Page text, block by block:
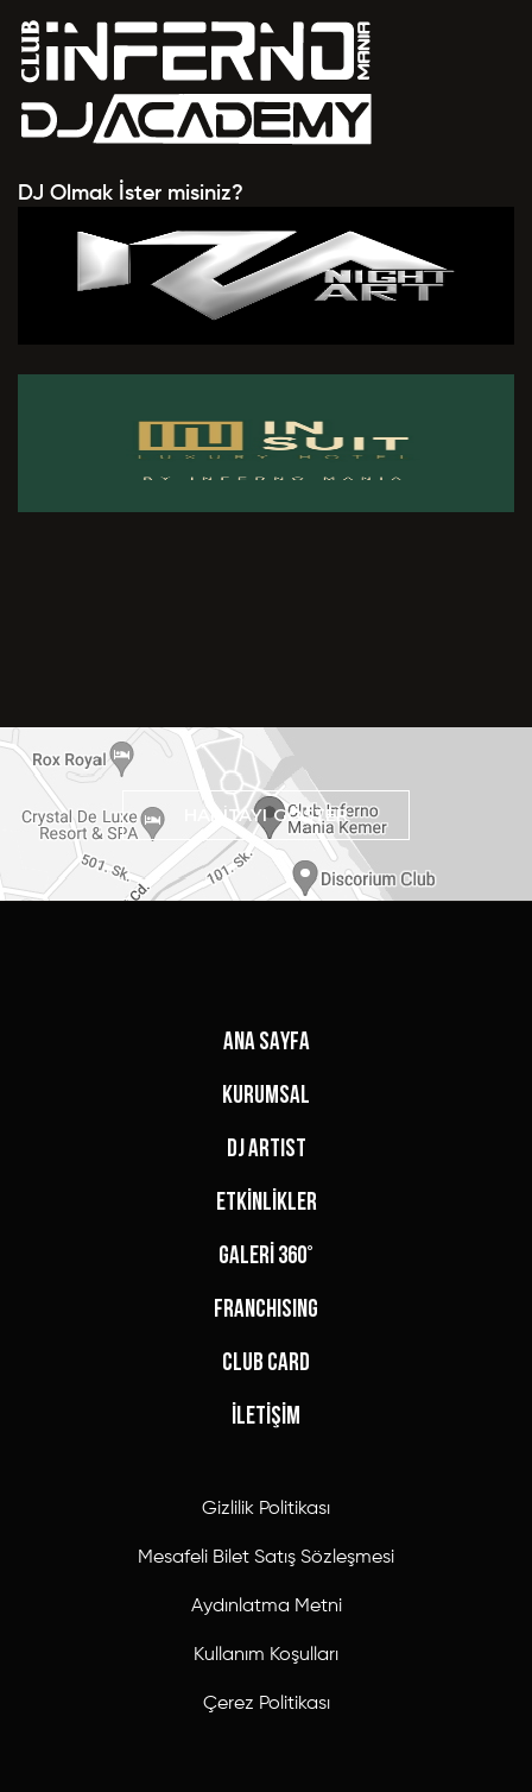
DJ Olmak İster misiniz?
HARİTAYI GÖSTER
ANA SAYFA
KURUMSAL
DJ ARTIST
ETKİNLİKLER
GALERİ 360°
FRANCHISING
CLUB CARD
İLETİŞİM
Gizlilik Politikası
Mesafeli Bilet Satış Sözleşmesi
Aydınlatma Metni
Kullanım Koşulları
Çerez Politikası